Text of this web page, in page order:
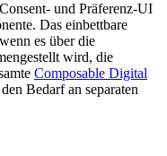
und Präferenz-UI
Das einbettbare
es über die
wird, die
Composable Digital
Bedarf an separaten